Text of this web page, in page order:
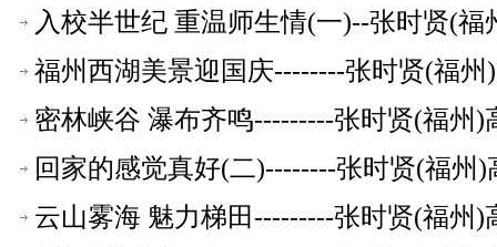
入校半世纪 重温师生情(一)--张时贤(
福州西湖美景迎国庆--------张时贤(福
密林峡谷 瀑布齐鸣---------张时贤(福州)
回家的感觉真好(二)--------张时贤(福州
云山雾海 魅力梯田---------张时贤(福州)